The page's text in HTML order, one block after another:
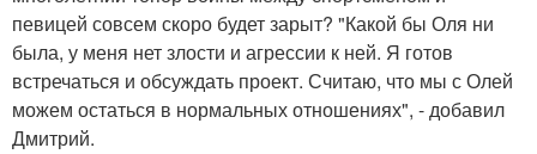
певицей совсем скоро будет зарыт? "Какой бы Оля ни
была, у меня нет злости и агрессии к ней. Я готов
встречаться и обсуждать проект. Считаю, что мы с Олей
можем остаться в нормальных отношениях", - добавил
Дмитрий.